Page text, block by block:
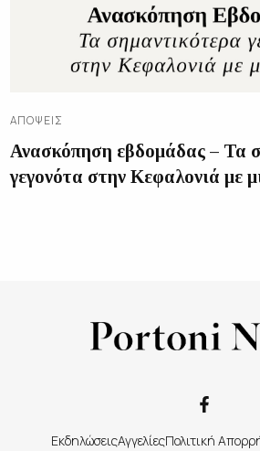
ΑΠΌΨΕΙΣ
Ανασκόπηση εβδομάδας – Τα
γεγονότα στην Κεφαλονιά με
ΕκδηλώσειςΑγγελίεςΠολιτική